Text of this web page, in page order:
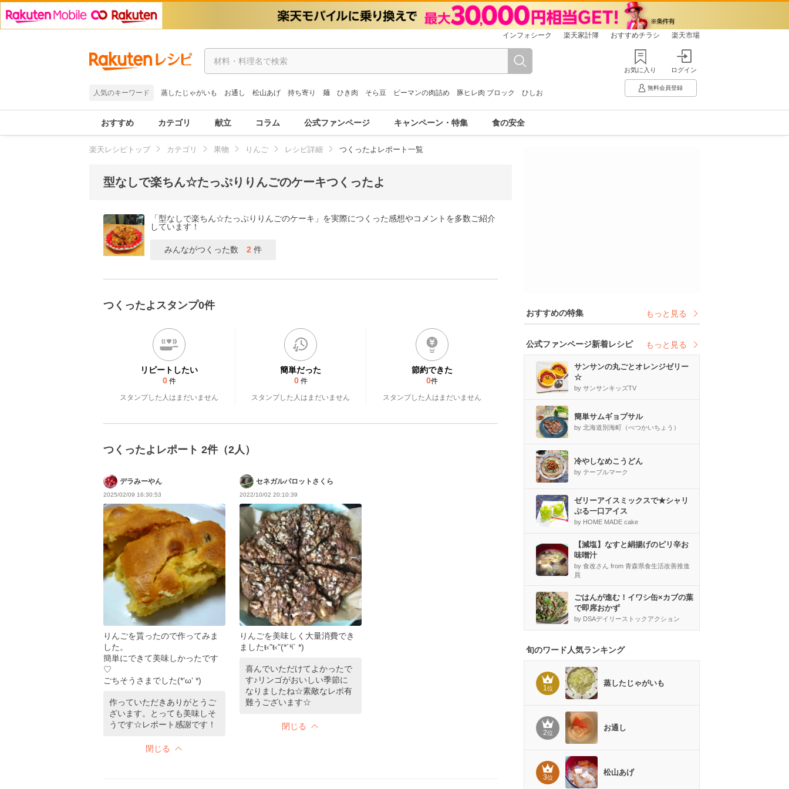
インフォシーク 楽天家計簿 おすすめチラシ 楽天市場
人気のキーワード 蒸したじゃがいも お通し 松山あげ 持ち寄り 麺 ひき肉 そら豆 ピーマンの肉詰め 豚ヒレ肉 ブロック ひしお
お気に入り ログイン
無料会員登録
おすすめ カテゴリ 献立 コラム 公式ファンページ キャンペーン・特集 食の安全
楽天レシピトップ カテゴリ 果物 りんご レシピ詳細 つくったよレポート一覧
型なしで楽ちん☆たっぷりりんごのケーキつくったよ
「型なしで楽ちん☆たっぷりりんごのケーキ」を実際につくった感想やコメントを多数ご紹介
しています！
みんながつくった数 2件
つくったよスタンプ0件
リピートしたい
0 件
スタンプした人はまだいません
簡単だった
0 件
スタンプした人はまだいません
節約できた
0件
スタンプした人はまだいません
つくったよレポート 2件（2人）
デラみーやん
2025/02/09 16:30:53
りんごを貰ったので作ってみま
した。
簡単にできて美味しかったです
♡
ごちそうさまでした(*‘ω‘ *)
閉じる
作っていただきありがとうご
ざいます。とっても美味しそ
うです☆レポート感謝です！
セネガルパロットさくら
2022/10/02 20:10:39
りんごを美味しく大量消費でき
ましたŧ‹"ŧ‹"(*´༥` *)
閉じる
喜んでいただけてよかったで
す♪リンゴがおいしい季節に
なりましたね☆素敵なレポ有
難うございます☆
おすすめの特集 もっと見る
公式ファンページ新着レシピ もっと見る
サンサンの丸ごとオレンジゼリー
☆
by サンサンキッズTV
簡単サムギョプサル
by 北海道別海町（べつかいちょう）
冷やしなめこうどん
by テーブルマーク
ゼリーアイスミックスで★シャリ
ぷる一口アイス
by HOME MADE cake
【減塩】なすと絹揚げのピリ辛お
味噌汁
by 食改さん from 青森県食生活改善推進
員
ごはんが進む！イワシ缶×カブの葉
で即席おかず
by DSAデイリーストックアクション
旬のワード人気ランキング
1位
蒸したじゃがいも
2位
お通し
3位
松山あげ